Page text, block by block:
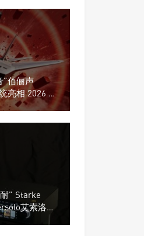
”佰俪声
亮相 2026 北
” Starke
艾索洛